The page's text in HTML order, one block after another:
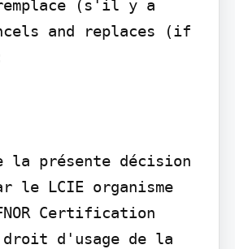
(s'il y a
and replaces (if
la présente décision
le LCIE organisme
Certification
droit d'usage de la